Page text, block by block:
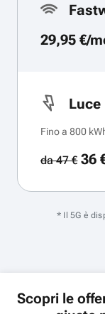
29,95 €/
Luce
Fino a 800
da 47 €36
* Il 5G è
Scopri le